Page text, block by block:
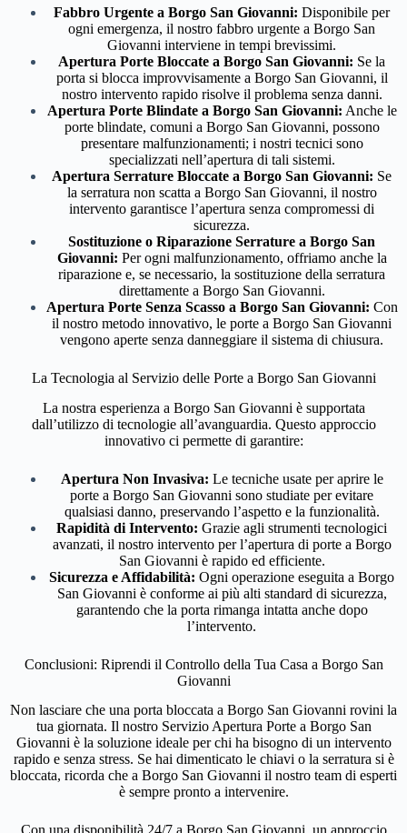
Fabbro Urgente a Borgo San Giovanni: Disponibile per
ogni emergenza, il nostro fabbro urgente a Borgo San
Giovanni interviene in tempi brevissimi.
Apertura Porte Bloccate a Borgo San Giovanni: Se la
porta si blocca improvvisamente a Borgo San Giovanni, il
nostro intervento rapido risolve il problema senza danni.
Apertura Porte Blindate a Borgo San Giovanni: Anche le
porte blindate, comuni a Borgo San Giovanni, possono
presentare malfunzionamenti; i nostri tecnici sono
specializzati nell’apertura di tali sistemi.
Apertura Serrature Bloccate a Borgo San Giovanni: Se
la serratura non scatta a Borgo San Giovanni, il nostro
intervento garantisce l’apertura senza compromessi di
sicurezza.
Sostituzione o Riparazione Serrature a Borgo San
Giovanni: Per ogni malfunzionamento, offriamo anche la
riparazione e, se necessario, la sostituzione della serratura
direttamente a Borgo San Giovanni.
Apertura Porte Senza Scasso a Borgo San Giovanni: Con
il nostro metodo innovativo, le porte a Borgo San Giovanni
vengono aperte senza danneggiare il sistema di chiusura.
La Tecnologia al Servizio delle Porte a Borgo San Giovanni
La nostra esperienza a Borgo San Giovanni è supportata
dall’utilizzo di tecnologie all’avanguardia. Questo approccio
innovativo ci permette di garantire:
Apertura Non Invasiva: Le tecniche usate per aprire le
porte a Borgo San Giovanni sono studiate per evitare
qualsiasi danno, preservando l’aspetto e la funzionalità.
Rapidità di Intervento: Grazie agli strumenti tecnologici
avanzati, il nostro intervento per l’apertura di porte a Borgo
San Giovanni è rapido ed efficiente.
Sicurezza e Affidabilità: Ogni operazione eseguita a Borgo
San Giovanni è conforme ai più alti standard di sicurezza,
garantendo che la porta rimanga intatta anche dopo
l’intervento.
Conclusioni: Riprendi il Controllo della Tua Casa a Borgo San
Giovanni
Non lasciare che una porta bloccata a Borgo San Giovanni rovini la
tua giornata. Il nostro Servizio Apertura Porte a Borgo San
Giovanni è la soluzione ideale per chi ha bisogno di un intervento
rapido e senza stress. Se hai dimenticato le chiavi o la serratura si è
bloccata, ricorda che a Borgo San Giovanni il nostro team di esperti
è sempre pronto a intervenire.